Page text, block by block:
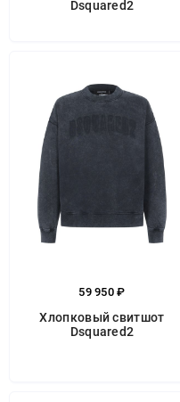
Dsquared2
59 950 ₽
Хлопковый свитшот
Dsquared2